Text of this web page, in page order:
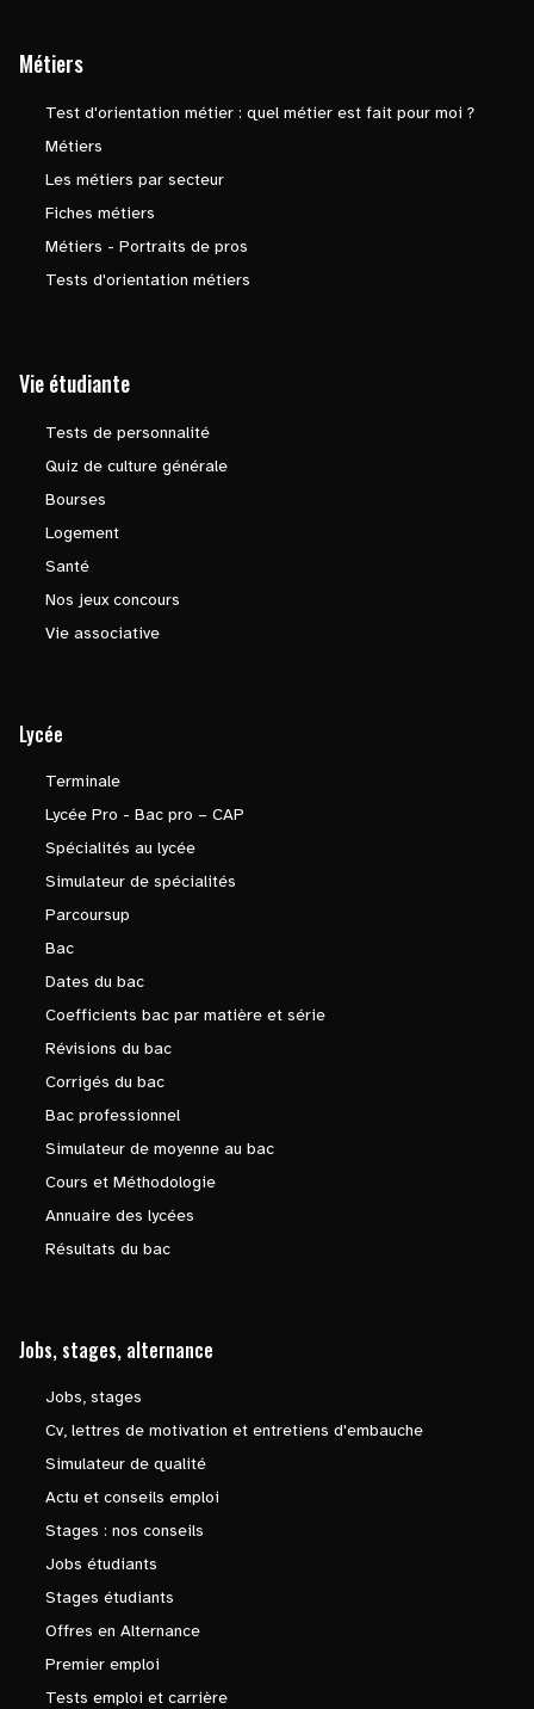
Métiers
Test d'orientation métier : quel métier est fait pour moi ?
Métiers
Les métiers par secteur
Fiches métiers
Métiers - Portraits de pros
Tests d'orientation métiers
Vie étudiante
Tests de personnalité
Quiz de culture générale
Bourses
Logement
Santé
Nos jeux concours
Vie associative
Lycée
Terminale
Lycée Pro - Bac pro – CAP
Spécialités au lycée
Simulateur de spécialités
Parcoursup
Bac
Dates du bac
Coefficients bac par matière et série
Révisions du bac
Corrigés du bac
Bac professionnel
Simulateur de moyenne au bac
Cours et Méthodologie
Annuaire des lycées
Résultats du bac
Jobs, stages, alternance
Jobs, stages
Cv, lettres de motivation et entretiens d'embauche
Simulateur de qualité
Actu et conseils emploi
Stages : nos conseils
Jobs étudiants
Stages étudiants
Offres en Alternance
Premier emploi
Tests emploi et carrière